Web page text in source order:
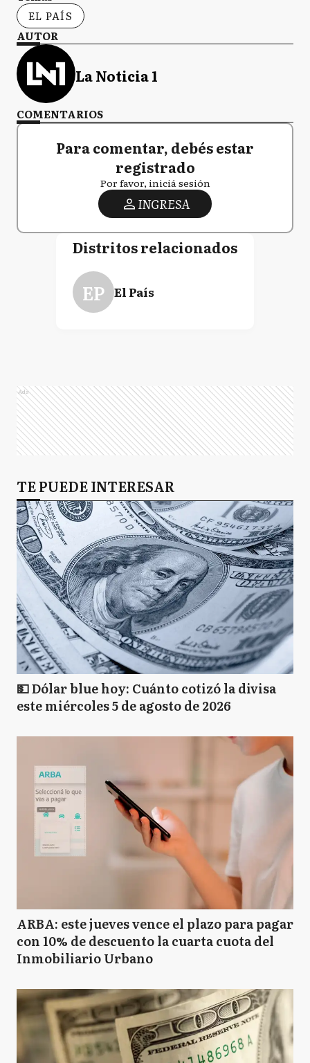
EL PAÍS
AUTOR
La Noticia 1
COMENTARIOS
Para comentar, debés estar
registrado
Por favor, iniciá sesión
INGRESA
Distritos relacionados
EP El País
Ads
TE PUEDE INTERESAR
💵 Dólar blue hoy: Cuánto cotizó la divisa
este miércoles 5 de agosto de 2026
ARBA: este jueves vence el plazo para pagar
con 10% de descuento la cuarta cuota del
Inmobiliario Urbano